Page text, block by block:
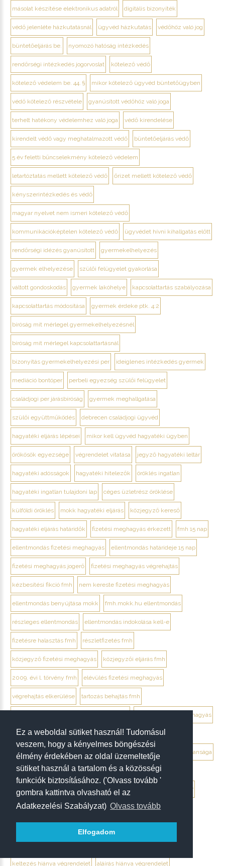
Ez a weboldal sütiket használ! Tudomásul
veszem, hogy a kényelmes böngészési
élmény érdekében az oldal üzemeltetője
sütiket használ a tartalom és a közösségi
funkciók biztosításához. ('Olvass tovább '
gombra kattintva olvasható el az
Adatkezelési Szabályzat) Olvass tovább
Elfogadom
másolat készítése elektronikus adatról digitális bizonyíték
védő jelenléte házkutatásnál ügyvéd házkutatás védőhöz való jog
büntetőeljárás be. nyomozó hatóság intézkedés
rendőrségi intézkedés jogorvoslat kötelező védő
kötelező védelem be. 44. § mikor kötelező ügyvéd büntetőügyben
védő kötelező részvétele gyanúsított védőhöz való joga
terhelt hatékony védelemhez való joga védő kirendelése
kirendelt védő vagy meghatalmazott védő büntetőeljárás védő
5 év feletti bűncselekmény kötelező védelem
letartóztatás mellett kötelező védő őrizet mellett kötelező védő
kényszerintézkedés és védő
magyar nyelvet nem ismeri kötelező védő
kommunikációképtelen kötelező védő ügyvédet hívni kihallgatás előtt
rendőrségi idézés gyanúsított gyermekelhelyezés
gyermek elhelyezése szülői felügyelet gyakorlása
váltott gondoskodás gyermek lakóhelye kapcsolattartás szabályozása
kapcsolattartás módosítása gyermek érdeke ptk. 4:2
bíróság mit mérlegel gyermekelhelyezésnél
bíróság mit mérlegel kapcsolattartásnál
bizonyítás gyermekelhelyezési per ideiglenes intézkedés gyermek
mediáció bontóper perbeli egyezség szülői felügyelet
családjogi per járásbíróság gyermek meghallgatása
szülői együttműködés debrecen családjogi ügyvéd
hagyatéki eljárás lépései mikor kell ügyvéd hagyatéki ügyben
örökösök egyezsége végrendelet vitatása jegyző hagyatéki leltár
hagyatéki adósságok hagyatéki hitelezők öröklés ingatlan
hagyatéki ingatlan tulajdoni lap céges üzletrész öröklése
külföldi öröklés mokk hagyatéki eljárás közjegyző kereső
hagyatéki eljárás határidők fizetési meghagyás érkezett fmh 15 nap
ellentmondás fizetési meghagyás ellentmondás határideje 15 nap
fizetési meghagyás jogerő fizetési meghagyás végrehajtás
kézbesítési fikció fmh nem kereste fizetési meghagyás
ellentmondás benyújtása mokk fmh.mokk.hu ellentmondás
részleges ellentmondás ellentmondás indokolása kell-e
fizetésre halasztás fmh részletfizetés fmh
közjegyző fizetési meghagyás közjegyzői eljárás fmh
2009. évi l. törvény fmh elévülés fizetési meghagyás
végrehajtás elkerülése tartozás behajtás fmh
ügyvéd fizetési meghagyás
debrecen ügyvéd fizetési meghagyás
végrendelet megtámadása mikor érdemes végrendelet hatálytalansága
érvénytelenség megállapítása per hagyatéki per végrendelet
megtámadási nyilatkozat megtámadás elévülése 5 év ptk. 7:37
beszámíthatóság végrendelet
keltezés hiánya végrendelet aláírás hiánya végrendelet